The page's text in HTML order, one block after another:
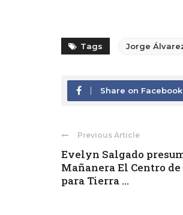
Tags Jorge
Share on Facebook
Previous Article
Evelyn Salgado
Mañanera El Centro
para Tierra ...